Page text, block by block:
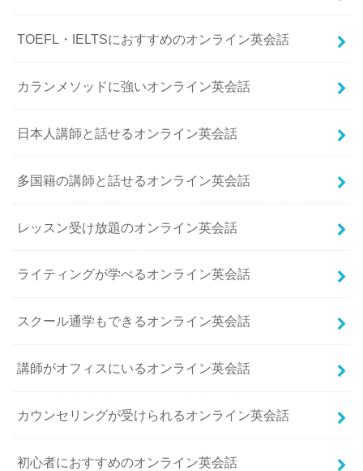
TOEFL・IELTSにおすすめのオンライン英会話
カランメソッドに強いオンライン英会話
日本人講師と話せるオンライン英会話
多国籍の講師と話せるオンライン英会話
レッスン受け放題のオンライン英会話
ライティングが学べるオンライン英会話
スクール通学もできるオンライン英会話
講師がオフィスにいるオンライン英会話
カウンセリングが受けられるオンライン英会話
初心者におすすめのオンライン英会話